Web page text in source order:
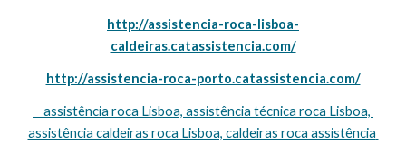
http://assistencia-roca-lisboa-
caldeiras.catassistencia.com/
http://assistencia-roca-porto.catassistencia.com/
assistência caldeiras roca Lisboa, caldeiras roca assistência